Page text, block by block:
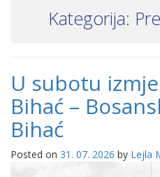
Kategorija:
U subotu
Bihać –
Bihać
Posted on 31. 07. 2026 by Lejla